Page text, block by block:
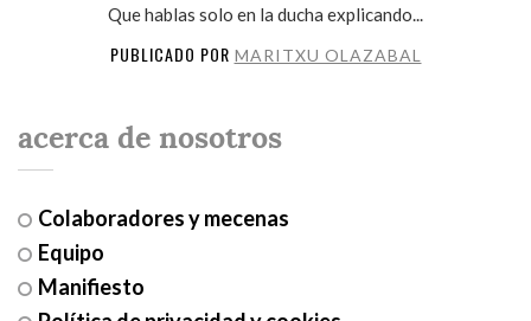
Que hablas solo en la ducha explicando...
PUBLICADO POR MARITXU OLAZABAL
acerca de nosotros
Colaboradores y mecenas
Equipo
Manifiesto